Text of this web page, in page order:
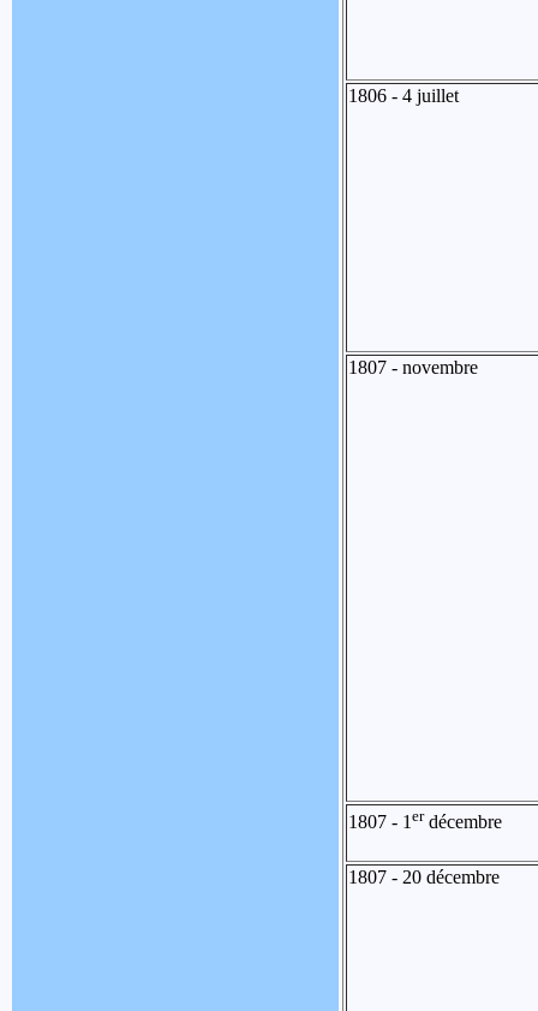
1806 - 4 juillet
1807 - novembre
1807 - 1erdécembre
1807 - 20 décembre